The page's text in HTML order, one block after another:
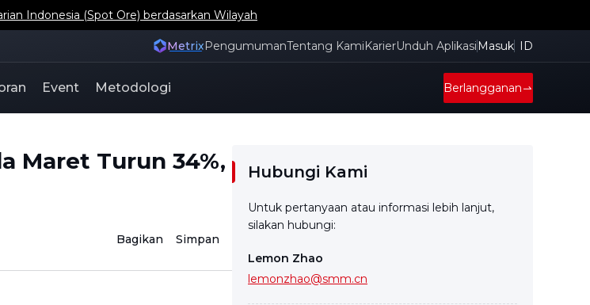
Indonesia (Spot Ore) berdasarkan Wilayah
MetrixPengumumanTentang KamiKarierUnduh Aplikasi Masuk ID
Event Metodologi Berlangganan
Maret Turun 34%,
Bagikan Simpan
Hubungi Kami
Untuk pertanyaan atau informasi lebih lanjut,
silakan hubungi:
Lemon Zhao
lemonzhao@smm.cn